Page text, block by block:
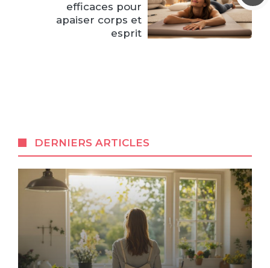
efficaces pour
apaiser corps et
esprit
DERNIERS ARTICLES